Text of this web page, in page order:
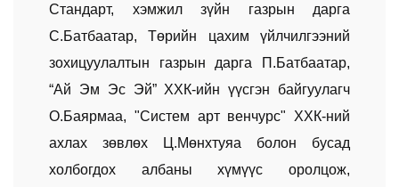
Стандарт, хэмжил зүйн газрын дарга
С.Батбаатар, Төрийн цахим үйлчилгээний
зохицуулалтын газрын дарга П.Батбаатар,
“Ай Эм Эс Эй” ХХК-ийн үүсгэн байгуулагч
О.Баярмаа, "Систем арт венчурс" ХХК-ний
ахлах зөвлөх Ц.Мөнхтуяа болон бусад
холбогдох албаны хүмүүс оролцож,